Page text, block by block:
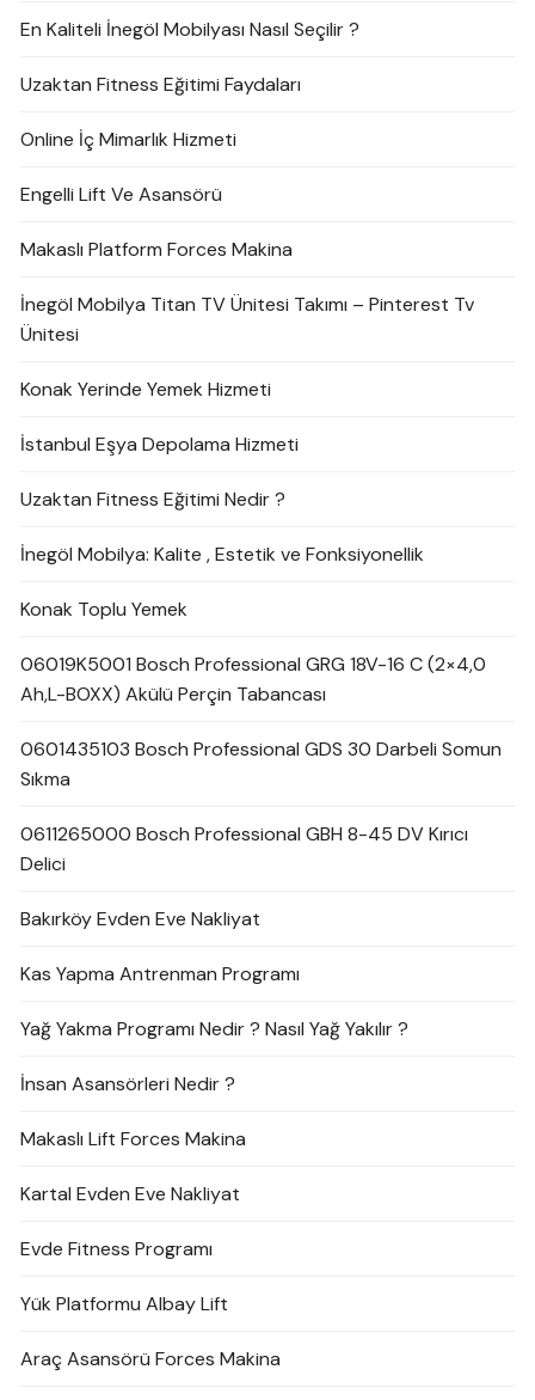
En Kaliteli İnegöl Mobilyası Nasıl Seçilir ?
Uzaktan Fitness Eğitimi Faydaları
Online İç Mimarlık Hizmeti
Engelli Lift Ve Asansörü
Makaslı Platform Forces Makina
İnegöl Mobilya Titan TV Ünitesi Takımı – Pinterest Tv
Ünitesi
Konak Yerinde Yemek Hizmeti
İstanbul Eşya Depolama Hizmeti
Uzaktan Fitness Eğitimi Nedir ?
İnegöl Mobilya: Kalite , Estetik ve Fonksiyonellik
Konak Toplu Yemek
06019K5001 Bosch Professional GRG 18V-16 C (2×4,0
Ah,L-BOXX) Akülü Perçin Tabancası
0601435103 Bosch Professional GDS 30 Darbeli Somun
Sıkma
0611265000 Bosch Professional GBH 8-45 DV Kırıcı
Delici
Bakırköy Evden Eve Nakliyat
Kas Yapma Antrenman Programı
Yağ Yakma Programı Nedir ? Nasıl Yağ Yakılır ?
İnsan Asansörleri Nedir ?
Makaslı Lift Forces Makina
Kartal Evden Eve Nakliyat
Evde Fitness Programı
Yük Platformu Albay Lift
Araç Asansörü Forces Makina